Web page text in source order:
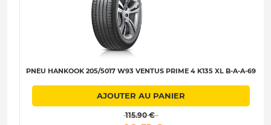
PNEU HANKOOK 205/5017 W93 VENTUS PRIME 4 K135 XL B-A-A-69
AJOUTER AU PANIER
115.90 €